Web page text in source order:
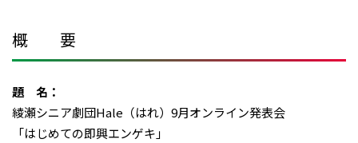
概 要
題 名：
綾瀬シニア劇団Hale（はれ）9月オンライン発表会
「はじめての即興エンゲキ」